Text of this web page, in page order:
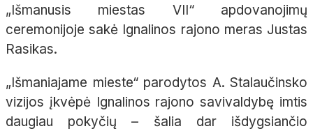
„Išmanusis miestas VII“ apdovanojimų
ceremonijoje sakė Ignalinos rajono meras Justas
Rasikas.
„Išmaniajame mieste“ parodytos A. Stalaučinsko
vizijos įkvėpė Ignalinos rajono savivaldybę imtis
daugiau pokyčių – šalia dar išdygsiančio